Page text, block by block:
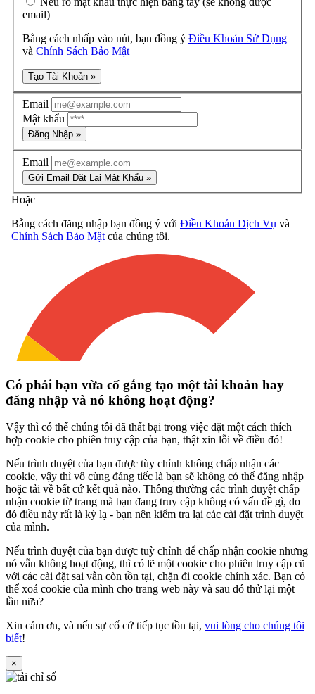
Có phải bạn vừa cố gắng tạo một tài khoản hay
đăng nhập và nó không hoạt động?
Vậy thì có thể chúng tôi đã thất bại trong việc đặt một cách thích
hợp cookie cho phiên truy cập của bạn, thật xin lỗi về điều đó!
Nếu trình duyệt của bạn được tùy chỉnh không chấp nhận các
cookie, vậy thì vô cùng đáng tiếc là bạn sẽ không có thể đăng nhập
hoặc tải về bất cứ kết quả nào. Thông thường các trình duyệt chấp
nhận cookie từ trang mà bạn đang truy cập không có vấn đề gì, do
đó điều này rất là kỳ lạ - bạn nên kiểm tra lại các cài đặt trình duyệt
của mình.
Nếu trình duyệt của bạn được tuỳ chỉnh để chấp nhận cookie nhưng
nó vẫn không hoạt động, thì có lẽ một cookie cho phiên truy cập cũ
với các cài đặt sai vẫn còn tồn tại, chặn đi cookie chính xác. Bạn có
thể xoá cookie của mình cho trang web này và sau đó thử lại một
lần nữa?
Xin cảm ơn, và nếu sự cố cứ tiếp tục tồn tại, vui lòng cho chúng tôi
biết!
×